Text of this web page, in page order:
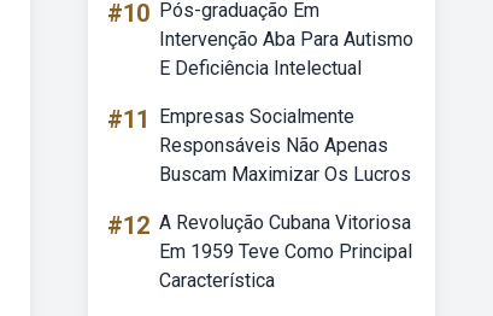
#10 Pós-graduação Em
Intervenção Aba Para Autismo
E Deficiência Intelectual
#11
Empresas Socialmente
Responsáveis Não Apenas
Buscam Maximizar Os Lucros
#12 A Revolução Cubana Vitoriosa
Em 1959 Teve Como Principal
Característica